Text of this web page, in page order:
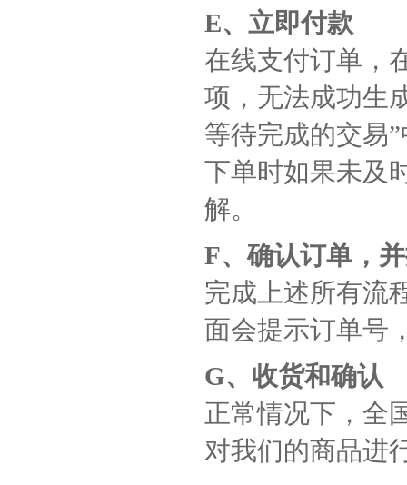
E、立即付款
在线支付订单，
项，无法成功生
等待完成的交易
下单时如果未及
解。
F、确认订单，
完成上述所有流
面会提示订单号
G、收货和确认
正常情况下，全
对我们的商品进